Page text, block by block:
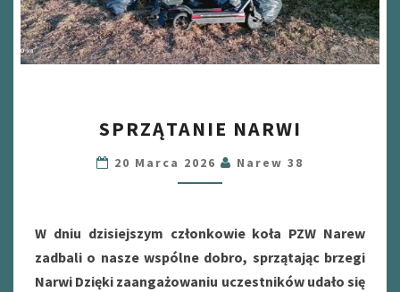
NARWI
SPRZĄTANIE NARWI
20 Marca 2026 Narew 38
W dniu dzisiejszym członkowie koła PZW Narew
zadbali o nasze wspólne dobro, sprzątając brzegi
Narwi Dzięki zaangażowaniu uczestników udało się